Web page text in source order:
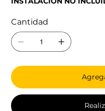
Cantidad